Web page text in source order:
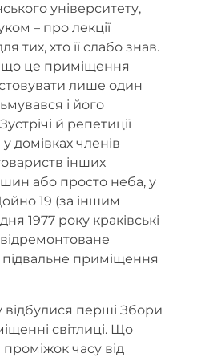
університету,
– про лекції
тих, хто її слабо знав.
що це приміщення
лише один
і його
й репетиції
домівках членів
інших
або просто неба, у
19 (за іншим
1977 року краківські
приміщення
відбулися перші Збори
світлиці. Що
проміжок часу від